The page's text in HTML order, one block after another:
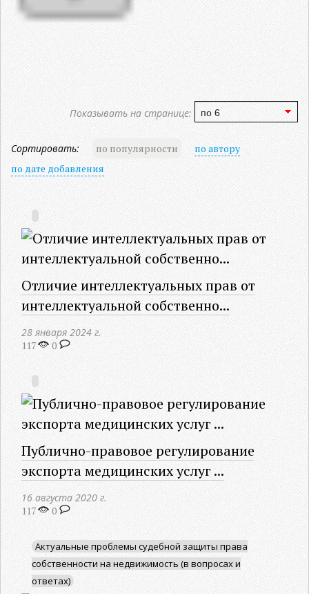
Показывать на странице:
Сортировать: по популярности
по автору
по дате добавления
Отличие интеллектуальных прав от
интеллектуальной собственно...
28 января 2024 г.
117
0
Публично-правовое регулирование
экспорта медицинских услуг ...
16 августа 2020 г.
117
0
Актуальные проблемы судебной защиты права
собственности на недвижимость (в вопросах и
ответах)